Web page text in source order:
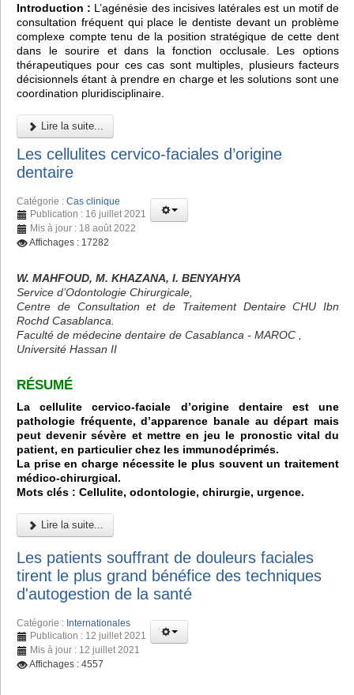
Introduction : L’agénésie des incisives latérales est un motif de
consultation fréquent qui place le dentiste devant un problème
complexe compte tenu de la position stratégique de cette dent
dans le sourire et dans la fonction occlusale. Les options
thérapeutiques pour ces cas sont multiples, plusieurs facteurs
décisionnels étant à prendre en charge et les solutions sont une
coordination pluridisciplinaire.
Lire la suite...
Les cellulites cervico-faciales d’origine
dentaire
Catégorie : Cas clinique
Publication : 16 juillet 2021
Mis à jour : 18 août 2022
Affichages : 17282
W. MAHFOUD, M. KHAZANA, I. BENYAHYA
Service d’Odontologie Chirurgicale,
Centre de Consultation et de Traitement Dentaire CHU Ibn
Rochd Casablanca.
Faculté de médecine dentaire de Casablanca - MAROC ,
Université Hassan II
RÉSUMÉ
La cellulite cervico-faciale d’origine dentaire est une
pathologie fréquente, d’apparence banale au départ mais
peut devenir sévère et mettre en jeu le pronostic vital du
patient, en particulier chez les immunodéprimés.
La prise en charge nécessite le plus souvent un traitement
médico-chirurgical.
Mots clés : Cellulite, odontologie, chirurgie, urgence.
Lire la suite...
Les patients souffrant de douleurs faciales
tirent le plus grand bénéfice des techniques
d'autogestion de la santé
Catégorie : Internationales
Publication : 12 juillet 2021
Mis à jour : 12 juillet 2021
Affichages : 4557